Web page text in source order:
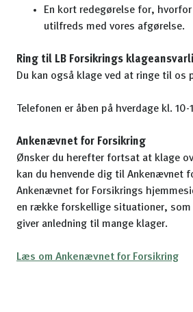
En kort redegørelse for,
utilfreds med vores afgørelse.
Ring til LB Forsikrings
Du kan også klage ved at ringe til os
Telefonen er åben på hverdage kl. 10-
Ankenævnet for Forsikring
Ønsker du herefter fortsat at klage
kan du henvende dig til Ankenævnet
Ankenævnet for Forsikrings
en række forskellige situationer,
giver anledning til mange klager.
Læs om Ankenævnet for Forsikring